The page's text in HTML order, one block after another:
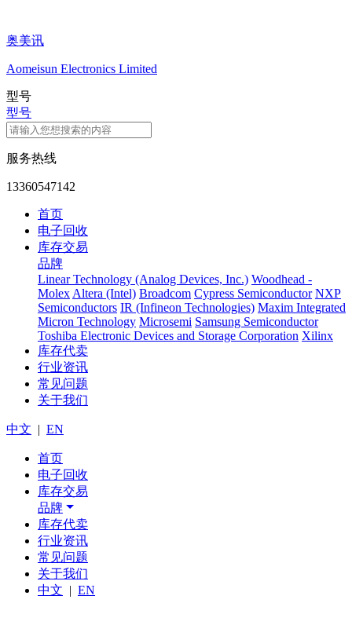
奥美讯
Aomeisun Electronics Limited
型号
型号
服务热线
13360547142
首页
电子回收
库存交易
品牌
Linear Technology (Analog Devices, Inc.) Woodhead -
Molex Altera (Intel) Broadcom Cypress Semiconductor NXP
Semiconductors IR (Infineon Technologies) Maxim Integrated
Micron Technology Microsemi Samsung Semiconductor
Toshiba Electronic Devices and Storage Corporation Xilinx
库存代卖
行业资讯
常见问题
关于我们
中文 | EN
首页
电子回收
库存交易
品牌
库存代卖
行业资讯
常见问题
关于我们
中文 | EN